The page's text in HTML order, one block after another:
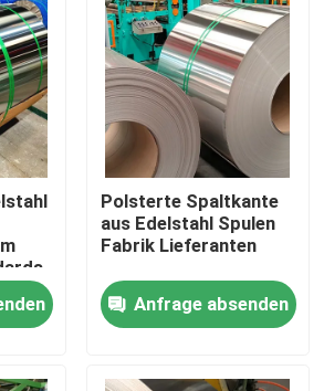
Polsterte Spaltkante
aus Edelstahl Spulen
Fabrik Lieferanten
Anfrage absenden